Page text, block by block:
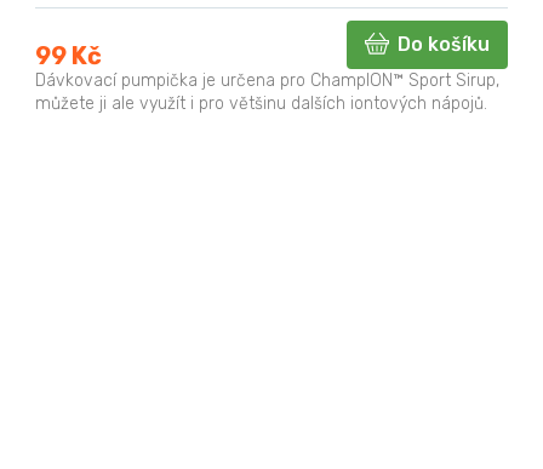
99 Kč Do košíku
Dávkovací pumpička je určena pro ChampION™ Sport Sirup,
můžete ji ale využít i pro většinu dalších iontových nápojů.